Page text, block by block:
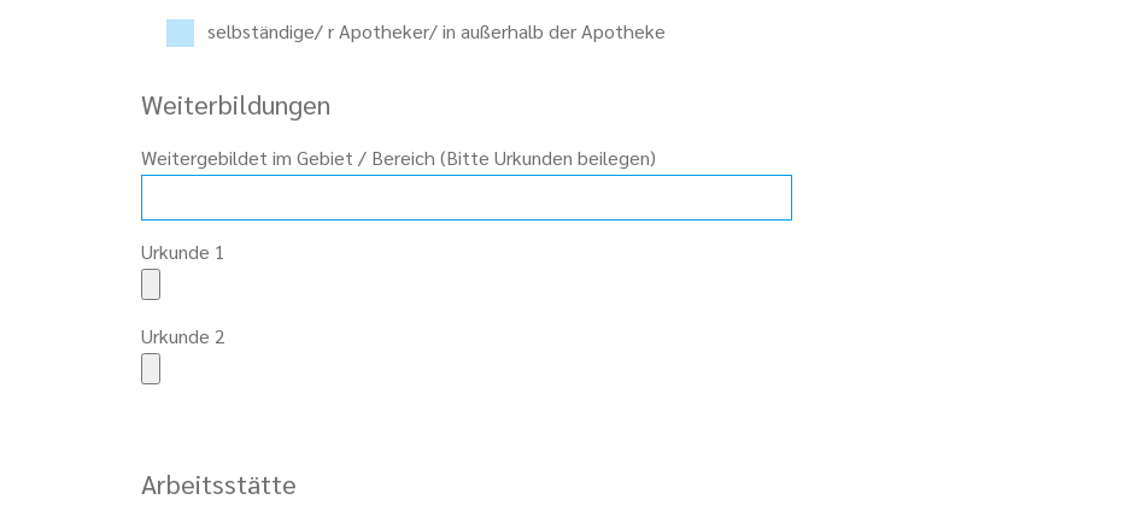
selbständige/ r Apotheker/ in außerhalb der Apotheke
Weiterbildungen
Weitergebildet im Gebiet / Bereich (Bitte Urkunden beilegen)
Urkunde 1
Urkunde 2
Arbeitsstätte